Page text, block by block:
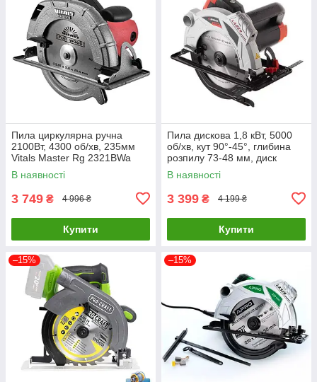
Пила циркулярна ручна
2100Вт, 4300 об/хв, 235мм
Vitals Master Rg 2321BWa
52096
В наявності
3 749 ₴ 4 996 ₴
Купити
Пила дискова 1,8 кВт, 5000
об/хв, кут 90°-45°, глибина
розпилу 73-48 мм, диск
210×30 мм, 40 зубів, лазер
INTERTOOL WT-0621
В наявності
3 399 ₴ 4 199 ₴
Купити
–15% –15%